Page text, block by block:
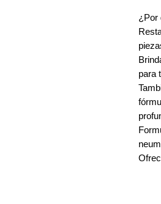
¿Por
para